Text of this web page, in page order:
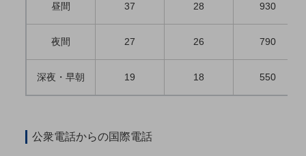
モビリティ
昼間 37 28 930
夜間 27 26 790
深夜・早朝 19 18 550
公衆電話からの国際電話